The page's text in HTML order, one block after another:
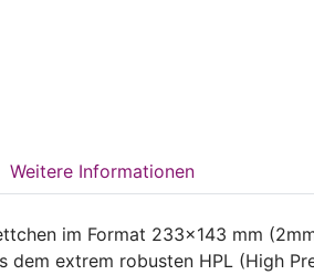
Weitere Informationen
im Format 233x143 mm
dem extrem robusten HPL (High